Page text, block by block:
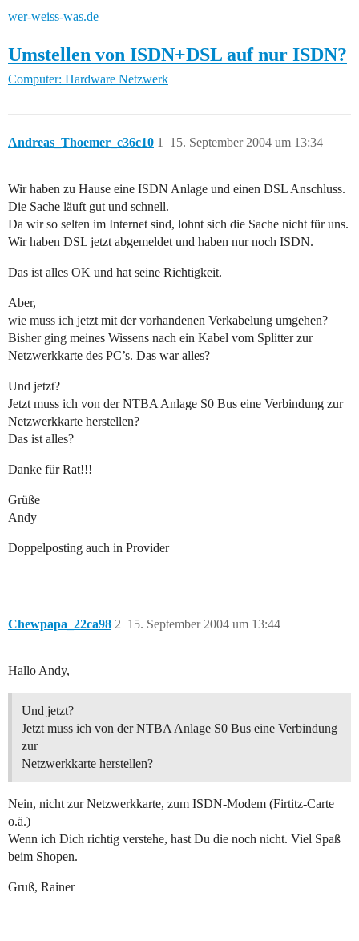
wer-weiss-was.de
Umstellen von ISDN+DSL auf nur ISDN?
Computer: Hardware Netzwerk
Andreas_Thoemer_c36c10 15. September 2004 um 13:34
1
Wir haben zu Hause eine ISDN Anlage und einen DSL Anschluss.
Die Sache läuft gut und schnell.
Da wir so selten im Internet sind, lohnt sich die Sache nicht für uns.
Wir haben DSL jetzt abgemeldet und haben nur noch ISDN.
Das ist alles OK und hat seine Richtigkeit.
Aber,
wie muss ich jetzt mit der vorhandenen Verkabelung umgehen?
Bisher ging meines Wissens nach ein Kabel vom Splitter zur
Netzwerkkarte des PC’s. Das war alles?
Und jetzt?
Jetzt muss ich von der NTBA Anlage S0 Bus eine Verbindung zur
Netzwerkkarte herstellen?
Das ist alles?
Danke für Rat!!!
Grüße
Andy
Doppelposting auch in Provider
Chewpapa_22ca98 15. September 2004 um 13:44
2
Hallo Andy,
Und jetzt?
Jetzt muss ich von der NTBA Anlage S0 Bus eine Verbindung
zur
Netzwerkkarte herstellen?
Nein, nicht zur Netzwerkkarte, zum ISDN-Modem (Firtitz-Carte
o.ä.)
Wenn ich Dich richtig verstehe, hast Du die noch nicht. Viel Spaß
beim Shopen.
Gruß, Rainer